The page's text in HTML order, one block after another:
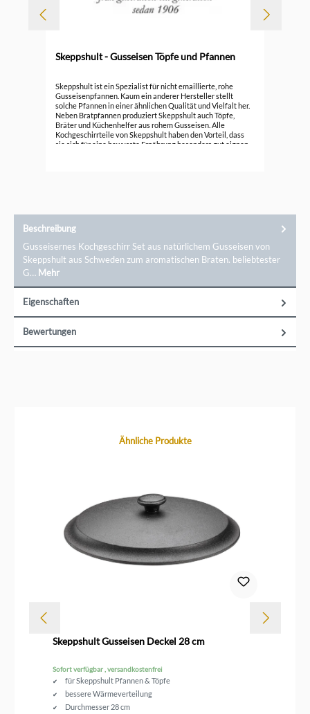
Skeppshult - Gusseisen Töpfe und Pfannen
Skeppshult ist ein Spezialist für nicht emaillierte, rohe
Gusseisenpfannen. Kaum ein anderer Hersteller stellt
solche Pfannen in einer ähnlichen Qualität und Vielfalt her.
Neben Bratpfannen produziert Skeppshult auch Töpfe,
Bräter und Küchenhelfer aus rohem Gusseisen. Alle
Kochgeschirrteile von Skeppshult haben den Vorteil, dass
sie sich für eine bewusste Ernährung besonders gut eignen
Beschreibung
Gusseisernes Kochgeschirr Set aus natürlichem Gusseisen von
Skeppshult aus Schweden zum aromatischen Braten. beliebtester
G… Mehr
Eigenschaften
Bewertungen
Produktgalerie überspringenÄhnliche Produkte
Skeppshult Gusseisen Deckel 28 cm
Sofort verfügbar , versandkostenfrei
für Skeppshult Pfannen & Töpfe
bessere Wärmeverteilung
Durchmesser 28 cm